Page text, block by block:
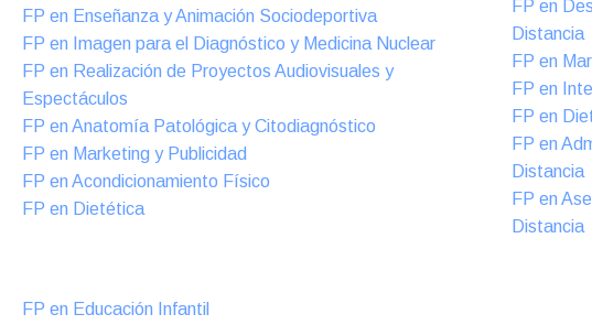
FP en Enseñanza y Animación Sociodeportiva
FP en Imagen para el Diagnóstico y Medicina Nuclear
FP en Realización de Proyectos Audiovisuales y
Espectáculos
FP en Anatomía Patológica y Citodiagnóstico
FP en Marketing y Publicidad
FP en Acondicionamiento Físico
FP en Dietética
FP en Educación Infantil
FP en
Distancia
FP en
FP en
FP en
FP en
Distancia
FP en
Distancia